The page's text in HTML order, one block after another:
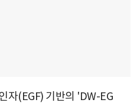
자(EGF) 기반의 'DW-EG